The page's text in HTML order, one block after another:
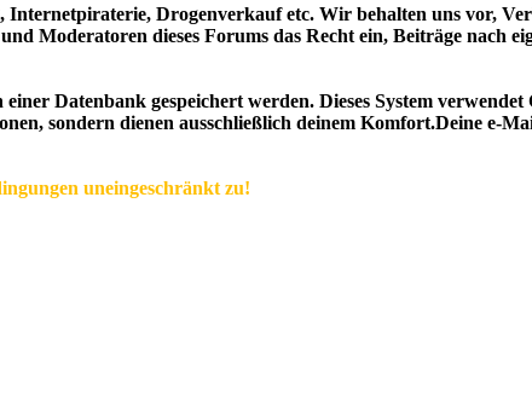
Drogenverkauf etc. Wir behalten uns vor,
Moderatoren dieses Forums das Recht ein, Beiträge nach
Datenbank gespeichert werden. Dieses System
sondern dienen ausschließlich deinem Komfort.Deine e-
uneingeschränkt zu!